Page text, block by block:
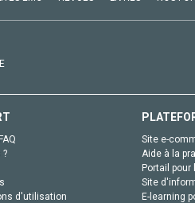
?
d'utilisation
Site e-
Aide à la
Portail
Site
E-learning